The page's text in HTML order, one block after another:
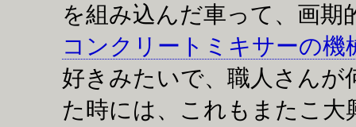
を組み込んだ車って、画
コンクリートミキサーの機
好きみたいで、職人さん
た時には、これもまたこ